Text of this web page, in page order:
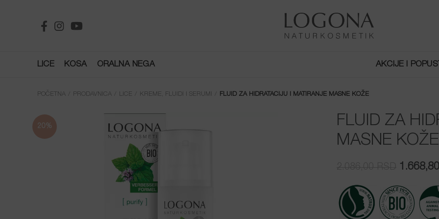
LICE KOSA ORALNA NEGA AKCIJE I
POČETNA PRODAVNICA LICE KREME, FLUIDI I SERUMI FLUID ZA HIDRATACIJU I MATIRANJE MASNE KOŽE
20%
FLUID ZA
MASNE KOŽE
je
bila:
1.668,80